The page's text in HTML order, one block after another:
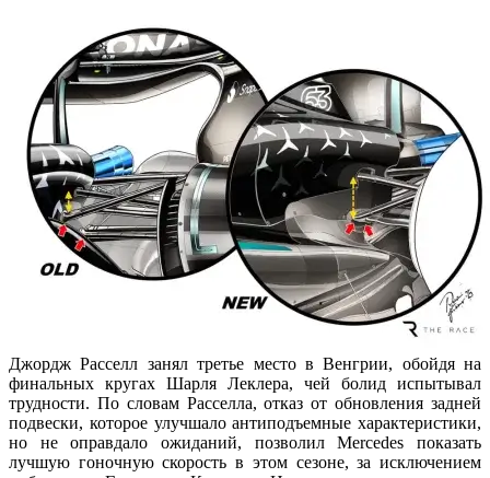
Джордж Расселл занял третье место в Венгрии, обойдя на
финальных кругах Шарля Леклера, чей болид испытывал
трудности. По словам Расселла, отказ от обновления задней
подвески, которое улучшало антиподъемные характеристики,
но не оправдало ожиданий, позволил Mercedes показать
лучшую гоночную скорость в этом сезоне, за исключением